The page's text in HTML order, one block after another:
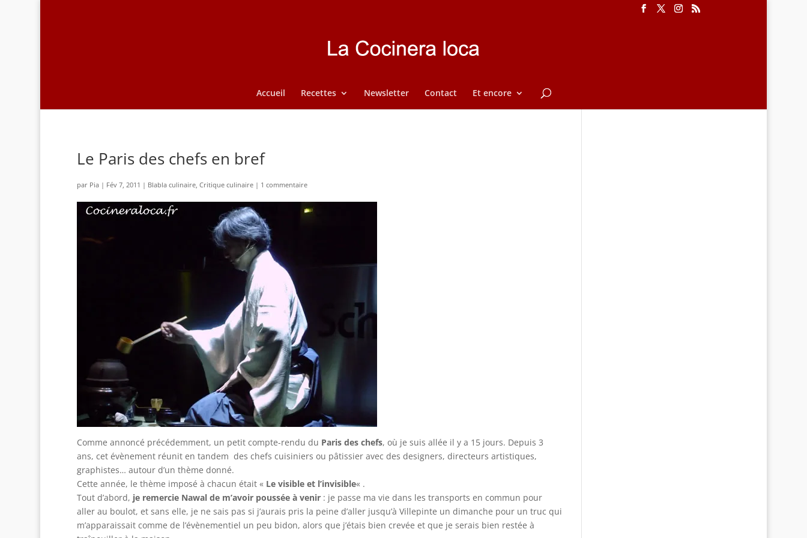
Accueil Recettes Newsletter Contact Et encore
Le Paris des chefs en bref
par Pia| Fév 7, 2011 | Blabla culinaire, Critique culinaire| 1 commentaire
Comme annoncé précédemment, un petit compte-rendu du Paris des chefs, où je suis allée il y a 15 jours. Depuis 3
ans, cet évènement réunit en tandem des chefs cuisiniers ou pâtissier avec des designers, directeurs artistiques,
graphistes… autour d’un thème donné.
Cette année, le thème imposé à chacun était « Le visible et l’invisible« .
Tout d’abord, je remercie Nawal de m’avoir poussée à venir: je passe ma vie dans les transports en commun pour
aller au boulot, et sans elle, je ne sais pas si j’aurais pris la peine d’aller jusqu’à Villepinte un dimanche pour un truc qui
m’apparaissait comme de l’évènementiel un peu bidon, alors que j’étais bien crevée et que je serais bien restée à